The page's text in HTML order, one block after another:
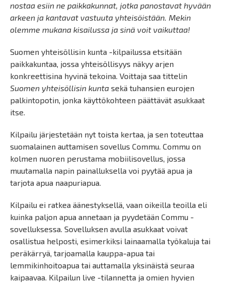
nostaa esiin ne paikkakunnat, jotka panostavat hyvään
arkeen ja kantavat vastuuta yhteisöistään. Mekin
olemme mukana kisailussa ja sinä voit vaikuttaa!
Suomen yhteisöllisin kunta -kilpailussa etsitään
paikkakuntaa, jossa yhteisöllisyys näkyy arjen
konkreettisina hyvinä tekoina. Voittaja saa tittelin
Suomen yhteisöllisin kunta sekä tuhansien eurojen
palkintopotin, jonka käyttökohteen päättävät asukkaat
itse.
Kilpailu järjestetään nyt toista kertaa, ja sen toteuttaa
suomalainen auttamisen sovellus Commu. Commu on
kolmen nuoren perustama mobiilisovellus, jossa
muutamalla napin painalluksella voi pyytää apua ja
tarjota apua naapuriapua.
Kilpailu ei ratkea äänestyksellä, vaan oikeilla teoilla eli
kuinka paljon apua annetaan ja pyydetään Commu -
sovelluksessa. Sovelluksen avulla asukkaat voivat
osallistua helposti, esimerkiksi lainaamalla työkaluja tai
peräkärryä, tarjoamalla kauppa-apua tai
lemmikinhoitoapua tai auttamalla yksinäistä seuraa
kaipaavaa. Kilpailun live -tilannetta ja omien hyvien